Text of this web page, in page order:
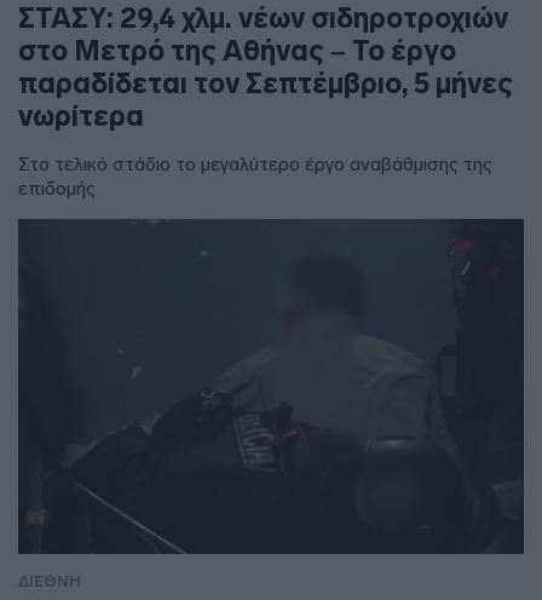
ΣΤΑΣΥ: 29,4 χλμ. νέων σιδηροτροχιών
στο Μετρό της Αθήνας – Το έργο
παραδίδεται τον Σεπτέμβριο, 5 μήνες
νωρίτερα
Στο τελικό στάδιο το μεγαλύτερο έργο αναβάθμισης της
επιδομής
ΔΙΕΘΝΗ